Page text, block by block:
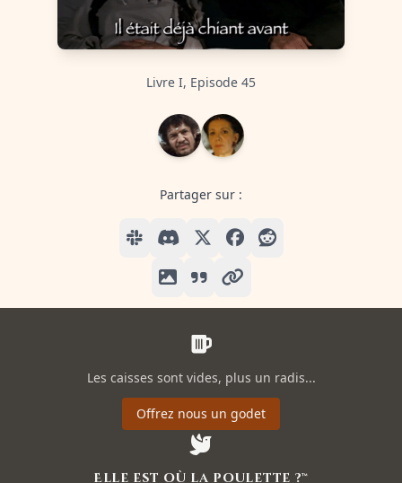
Livre I, Episode 45
Partager sur :
Les caisses sont vides, plus un radis...
Offrez nous un godet
Elle est où la poulette ?™